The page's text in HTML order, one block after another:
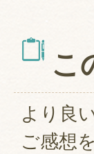
こ
より良
ご感想